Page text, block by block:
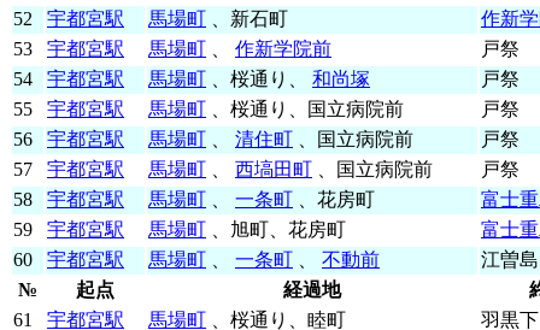
52
宇都宮駅 馬場町 、新石町
作新
53
宇都宮駅 馬場町 作新学院前
戸祭
54
宇都宮駅 馬場町 、桜通り、 和尚塚
戸祭
55
宇都宮駅 馬場町 、桜通り、国立病院前
戸祭
56
宇都宮駅 馬場町 清住町 、国立病院前
戸祭
57
宇都宮駅 馬場町 西塙田町 、国立病院前
戸祭
58
宇都宮駅 馬場町 一条町 、花房町
富士
59
宇都宮駅 馬場町 、旭町、花房町
富士
60
宇都宮駅 馬場町 一条町 不動前
江曽島
№
起点 経過地
61
宇都宮駅 馬場町 、桜通り、睦町
羽黒下